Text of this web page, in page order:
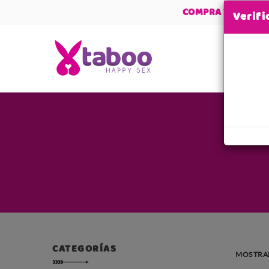
COMPRA Y RECIBE
CATEGORÍAS